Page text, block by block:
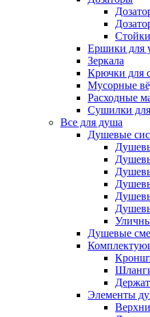
Стойки
Ершики для
Зеркала
Крючки для
Мусорные
Расходные
Сушилки
Все для душа
Душевые
Душевые
Элементы